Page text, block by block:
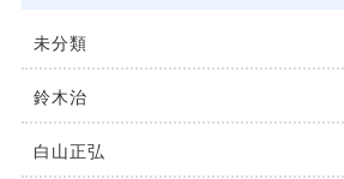
未分類
鈴⽊治
⽩⼭正弘